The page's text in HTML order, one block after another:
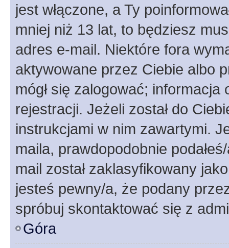
jest włączone, a Ty
mniej niż 13 lat, to będziesz
adres e-mail. Niektóre fora
aktywowane przez Ciebie albo
mógł się zalogować;
rejestracji. Jeżeli został do
instrukcjami w nim zawartymi.
maila, prawdopodobnie
mail został zaklasyfikowany
jesteś pewny/a, że podany
spróbuj skontaktować się z
Góra